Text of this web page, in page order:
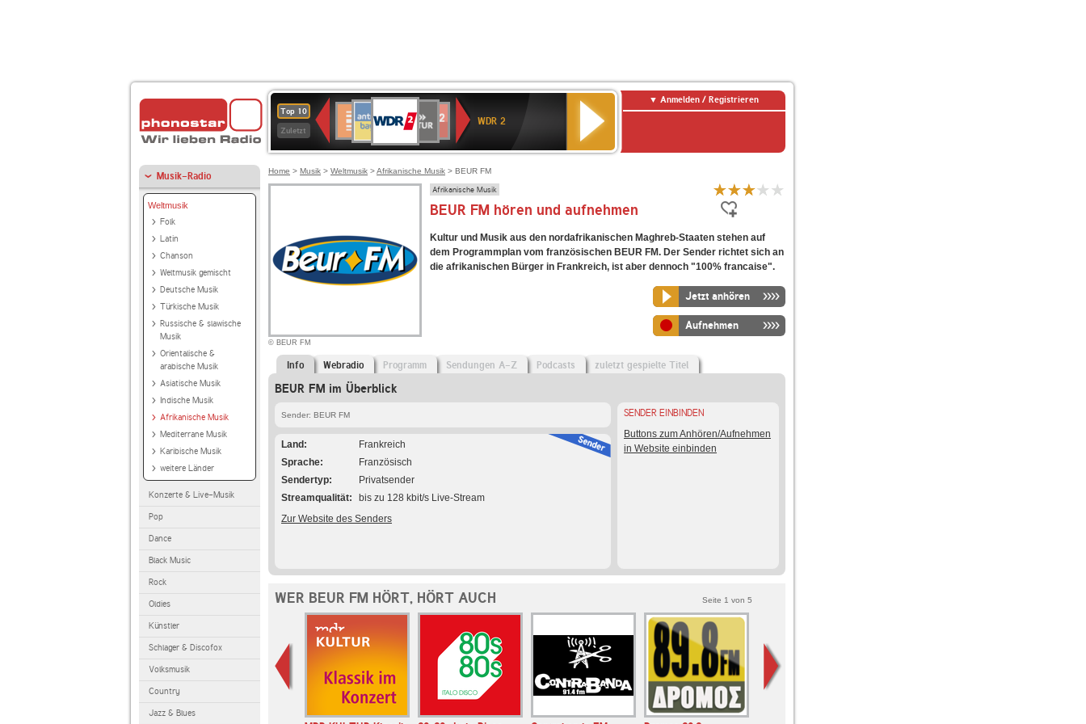
Top 10
Zuletzt
Deutschlandfunk
90er
OLDIE
ANTENNE
4
KLASSIK
Deutschlandfunk
KulturBAYERN
2
Kultur
NDR
2
WDR 2
Anmelden / Registrieren
Musik-Radio
Weltmusik
Folk
Latin
Chanson
Weltmusik gemischt
Deutsche Musik
Türkische Musik
Russische & slawische
Musik
Orientalische &
arabische Musik
Asiatische Musik
Indische Musik
Afrikanische Musik
Mediterrane Musik
Karibische Musik
weitere Länder
Konzerte & Live-Musik
Pop
Dance
Black Music
Rock
Oldies
Künstler
Schlager & Discofox
Volksmusik
Country
Jazz & Blues
Home > Musik > Weltmusik >Afrikanische Musik > BEUR FM
© BEUR FM
Afrikanische Musik
BEUR FM hören und aufnehmen
Kultur und Musik aus den nordafrikanischen Maghreb-Staaten stehen auf
dem Programmplan vom französischen BEUR FM. Der Sender richtet sich an
die afrikanischen Bürger in Frankreich, ist aber dennoch "100% francaise".
Jetzt anhören
Aufnehmen
Info Webradio Programm Sendungen A-Z Podcasts zuletzt gespielte Titel
BEUR FM im Überblick
Sender: BEUR FM
Land
Frankreich
Sprache
Französisch
Sendertyp
Privatsender
Streamqualität
bis zu 128 kbit/s Live-Stream
Zur Website des Senders
SENDER EINBINDEN
Buttons zum Anhören/Aufnehmen
in Website einbinden
WER BEUR FM HÖRT, HÖRT AUCH Seite 1 von 5